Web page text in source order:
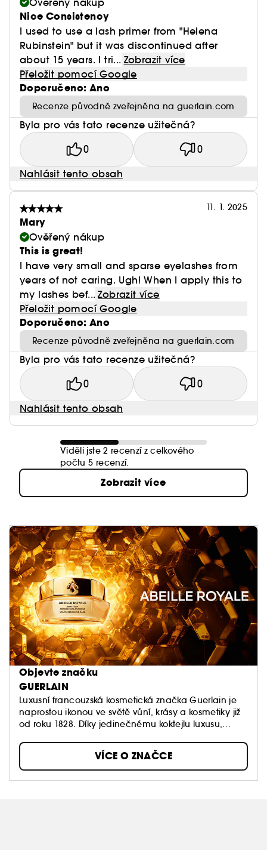
Ověřený nákup
Nice Consistency
I used to use a lash primer from "Helena
Rubinstein" but it was discontinued after
about 15 years. I tri... Zobrazit více
Přeložit pomocí Google
Doporučeno: Ano
Recenze původně zveřejněna na guerlain.com
Byla pro vás tato recenze užitečná?
0 0
Nahlásit tento obsah
11. 1. 2025
Mary
Ověřený nákup
This is great!
I have very small and sparse eyelashes from
years of not caring. Ugh! When I apply this to
my lashes bef... Zobrazit více
Přeložit pomocí Google
Doporučeno: Ano
Recenze původně zveřejněna na guerlain.com
Byla pro vás tato recenze užitečná?
0 0
Nahlásit tento obsah
Viděli jste 2 recenzí z celkového
počtu 5 recenzí.
Zobrazit více
Objevte značku
GUERLAIN
Luxusní francouzská kosmetická značka Guerlain je
naprostou ikonou ve světě vůní, krásy a kosmetiky již
od roku 1828. Díky jedinečnému koktejlu luxusu,
produkty značky Guerlain opravdovými šperky a
objekty touhy pro zákazníky na celém světě.
VÍCE O ZNAČCE